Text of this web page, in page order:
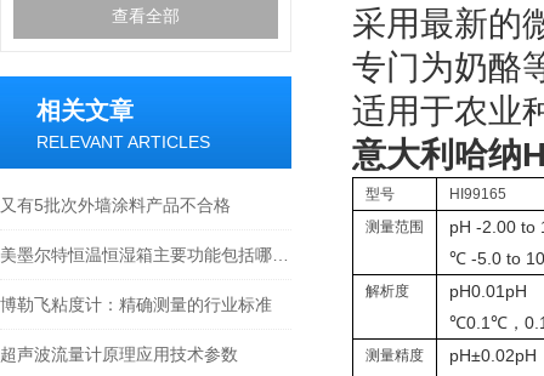
查看全部
相关文章
RELEVANT ARTICLES
又有5批次外墙涂料产品不合格
博勒飞粘度计：精确测量的行业标准
超声波流量计原理应用技术参数
采用最新的
专门为奶酪
适用于农业
意大利哈纳
型号
HI99165
测量范围
pH -2.00 to
℃ -5.0 to
解析度 pH0.01pH
℃0.1℃，
测量精度 pH±0.02pH